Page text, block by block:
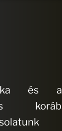
és a